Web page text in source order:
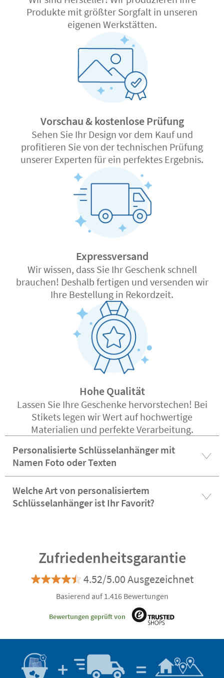
Produkte mit größter Sorgfalt in unseren
eigenen Werkstätten.
Vorschau & kostenlose Prüfung
Sehen Sie Ihr Design vor dem Kauf und
profitieren Sie von der technischen Prüfung
unserer Experten für ein perfektes Ergebnis.
Expressversand
Wir wissen, dass Sie Ihr Geschenk schnell
brauchen! Deshalb fertigen und versenden wir
Ihre Bestellung in Rekordzeit.
Hohe Qualität
Lassen Sie Ihre Geschenke hervorstechen! Bei
Stikets legen wir Wert auf hochwertige
Materialien und perfekte Verarbeitung.
Personalisierte Schlüsselanhänger mit
Namen Foto oder Texten
Welche Art von personalisiertem
Schlüsselanhänger ist Ihr Favorit?
Zufriedenheitsgarantie
4.52/5.00 Ausgezeichnet
Basierend auf 1.416 Bewertungen
Bewertungen geprüft von